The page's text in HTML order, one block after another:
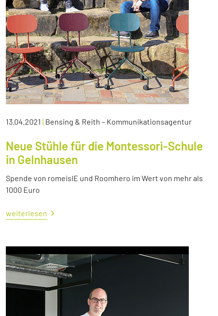
13.04.2021 | Bensing & Reith – Kommunikationsagentur
Neue Stühle für die Montessori-Schule
in Gelnhausen
Spende von romeisIE und Roomhero im Wert von mehr als
1000 Euro
weiterlesen